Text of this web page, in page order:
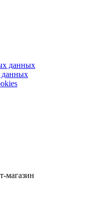
данных
данных
магазин